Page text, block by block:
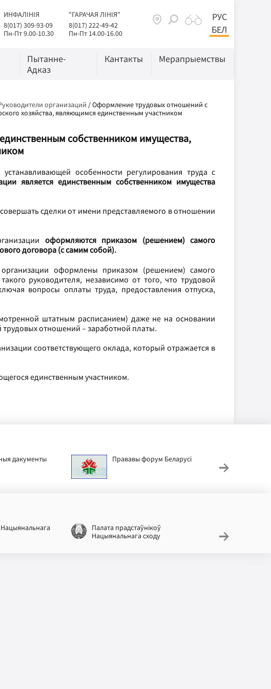
ИНФАЛІНІЯ
8(017) 309-93-09
Пн-Пт 9.00-10.30
"ГАРАЧАЯ ЛІНІЯ"
8(017) 222-49-42
Пн-Пт 14.00-16.00
РУС
БЕЛ
Пытанне-
Адказ
Кантакты Мерапрыемствы
организаций /Оформление трудовых отношений с
хозяйства, являющимся единственным участником
собственником имущества,
особенности регулирования труда с
является единственным собственником имущества
сделки от имени представляемого в отношении
оформляются приказом (решением) самого
договора (с самим собой).
организации оформлены приказом (решением) самого
руководителя, независимо от того, что трудовой
вопросы оплаты труда, предоставления отпуска,
штатным расписанием) даже не на основании
трудовых отношений – заработной платы.
соответствующего оклада, который отражается в
единственным участником.
дакументы Прававы форум Беларусі
Нацыянальнага
Палата прадстаўнікоў
Нацыянальнага сходу